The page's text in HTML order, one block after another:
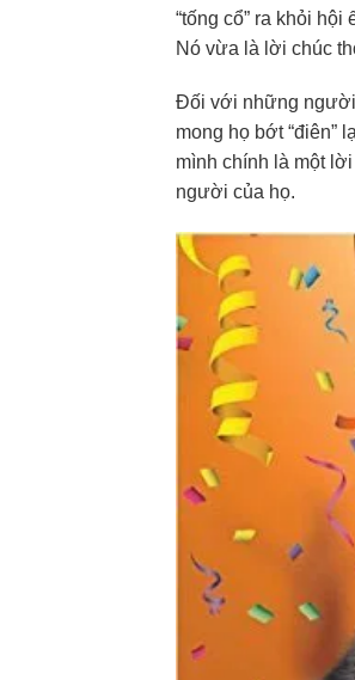
“tống cổ” ra khỏi
Nó vừa là lời chúc
Đối với những người
mong họ bớt “điên”
mình chính là một
người của họ.